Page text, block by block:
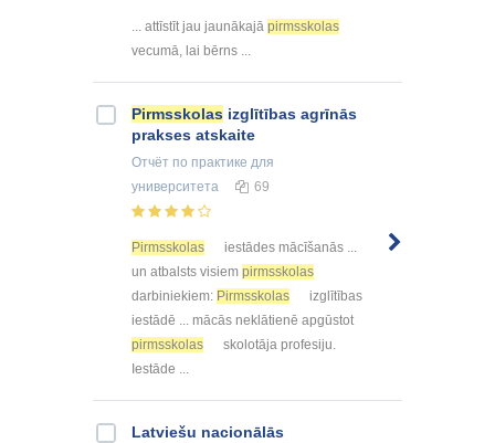
... attīstīt jau jaunākajā pirmsskolas
vecumā, lai bērns ...
Pirmsskolas izglītības agrīnās
prakses atskaite
Отчёт по практике для
университета
69
Pirmsskolas
iestādes mācīšanās ...
un atbalsts visiem pirmsskolas
darbiniekiem: Pirmsskolas
izglītības
iestādē ... mācās neklātienē apgūstot
pirmsskolas
skolotāja profesiju.
Iestāde ...
Latviešu nacionālās